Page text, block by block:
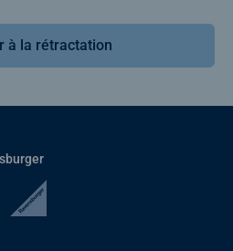
à la rétractation